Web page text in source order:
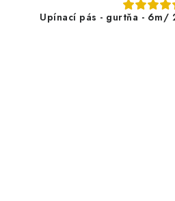
Upínací pás - gurtňa - 6m/